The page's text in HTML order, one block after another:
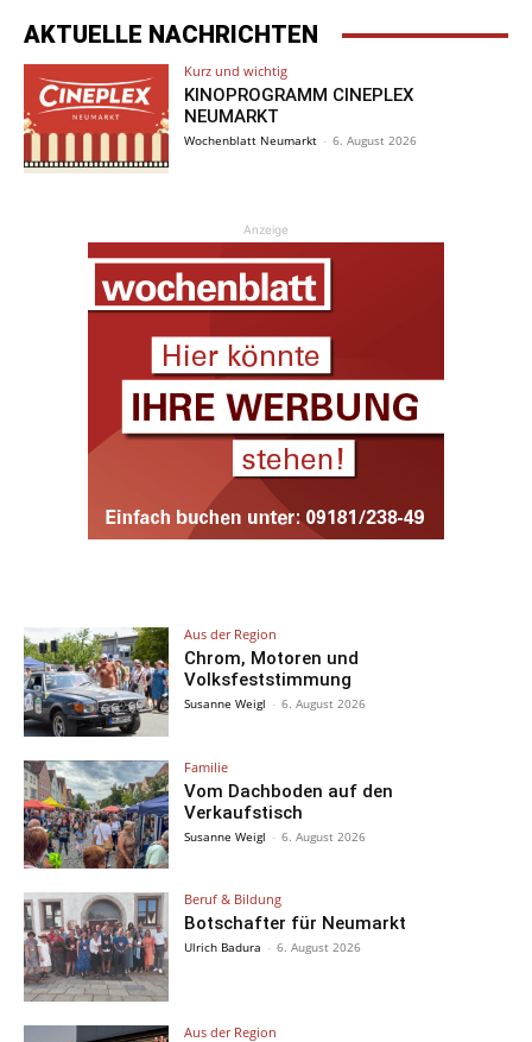
AKTUELLE NACHRICHTEN
Kurz und wichtig
KINOPROGRAMM CINEPLEX
NEUMARKT
Wochenblatt Neumarkt - 6. August 2026
Anzeige
Aus der Region
Chrom, Motoren und
Volksfeststimmung
Susanne Weigl - 6. August 2026
Familie
Vom Dachboden auf den
Verkaufstisch
Susanne Weigl - 6. August 2026
Beruf & Bildung
Botschafter für Neumarkt
Ulrich Badura - 6. August 2026
Aus der Region